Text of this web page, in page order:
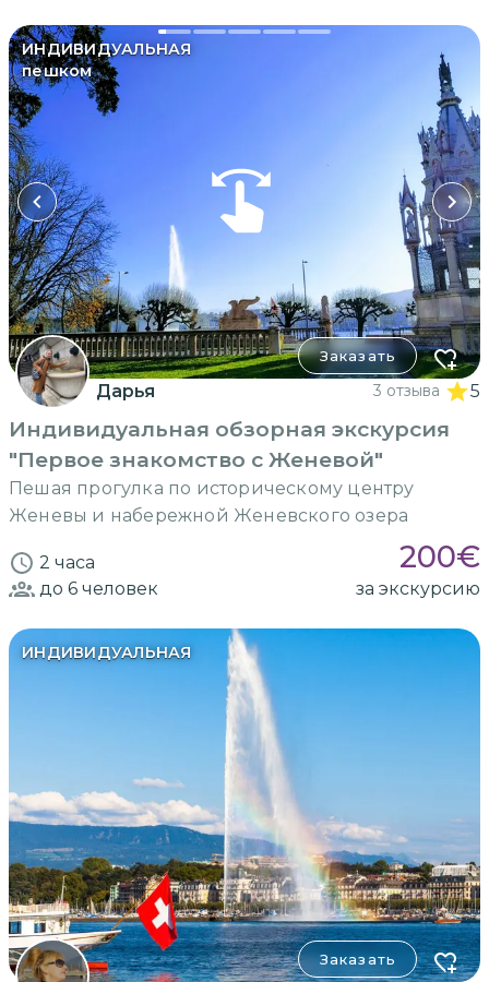
ИНДИВИДУАЛЬНАЯ
пешком
Заказать
Дарья 3 отзыва 5
Индивидуальная обзорная экскурсия
"Первое знакомство с Женевой"
Пешая прогулка по историческому центру
Женевы и набережной Женевского озера
2 часа 200€
до 6 человек за экскурсию
ИНДИВИДУАЛЬНАЯ
Заказать